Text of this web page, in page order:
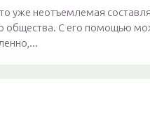
уже неотъемлемая
общества. С его помощью